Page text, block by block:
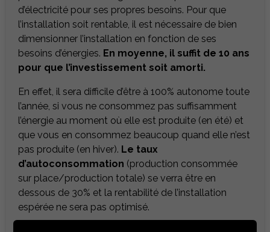
d’électricité pour ses propres besoins. Pour que
l’installation soit rentable, il est nécessaire de bien
dimensionner l’installation en fonction de ses
besoins d’énergies. En moyenne, il suffit de 10 ans
pour que l’investissement soit amorti.
En effet, il sera difficile d’être à 100% autonome toute
l’année, si vous ne consommez pas suffisamment
l’énergie au moment où elle est produite (en été) et
que vous en consommez beaucoup quand elle n’est
pas produite (en hiver). Le taux
d’autoconsommation (production consommée
sur place/production totale) se verra être en
dessous de 30% et la rentabilité de l’installation
espérée ne sera pas optimisé.